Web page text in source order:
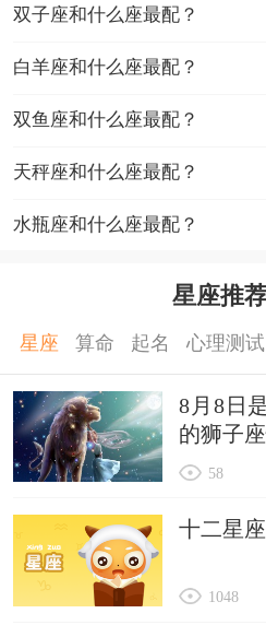
双子座和什么座最配？
白羊座和什么座最配？
双鱼座和什么座最配？
天秤座和什么座最配？
水瓶座和什么座最配？
星座推
星座 算命 起名 心理测试
8月8日
的狮子
58
十二星
1048